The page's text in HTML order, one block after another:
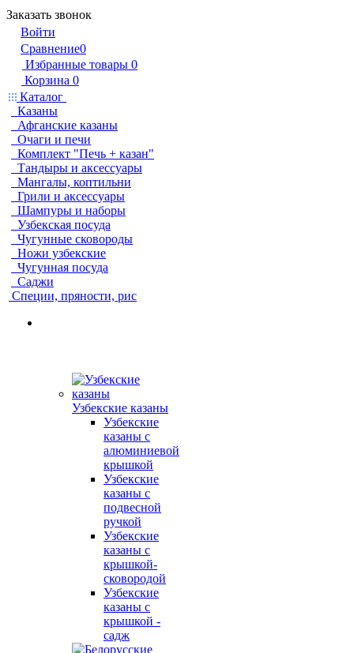
Заказать звонок
Войти
Сравнение0
Избранные товары 0
Корзина 0
Каталог
Казаны
Афганские казаны
Очаги и печи
Комплект "Печь + казан"
Тандыры и аксессуары
Мангалы, коптильни
Грили и аксессуары
Шампуры и наборы
Узбекская посуда
Чугунные сковороды
Ножи узбекские
Чугунная посуда
Саджи
Специи, пряности, рис
Узбекские казаны
Узбекские
казаны с
алюминиевой
крышкой
Узбекские
казаны с
подвесной
ручкой
Узбекские
казаны с
крышкой-
сковородой
Узбекские
казаны с
крышкой -
садж